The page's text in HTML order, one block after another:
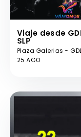
Viaje desde
SLP
Plaza Galerias -
25 AGO